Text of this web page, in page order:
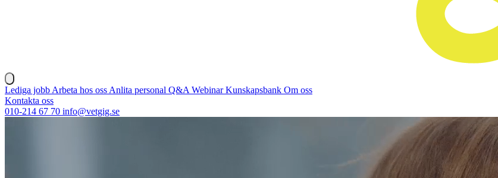
Lediga jobb Arbeta hos oss Anlita personal Q&A WebinarKunskapsbank Om oss
Kontakta oss
010-214 67 70 info@vetgig.se